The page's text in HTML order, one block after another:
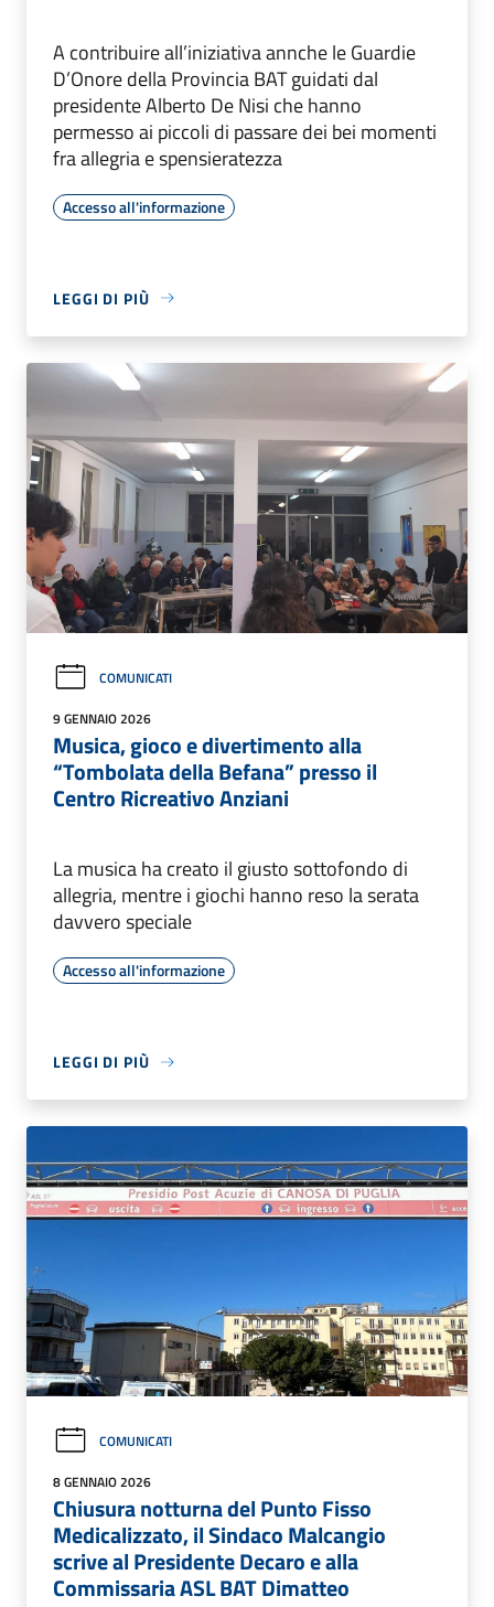
A contribuire all’iniziativa annche le Guardie
D’Onore della Provincia BAT guidati dal
presidente Alberto De Nisi che hanno
permesso ai piccoli di passare dei bei momenti
fra allegria e spensieratezza
Accesso all'informazione
LEGGI DI PIÙ
COMUNICATI
9 GENNAIO 2026
Musica, gioco e divertimento alla
“Tombolata della Befana” presso il
Centro Ricreativo Anziani
La musica ha creato il giusto sottofondo di
allegria, mentre i giochi hanno reso la serata
davvero speciale
Accesso all'informazione
LEGGI DI PIÙ
COMUNICATI
8 GENNAIO 2026
Chiusura notturna del Punto Fisso
Medicalizzato, il Sindaco Malcangio
scrive al Presidente Decaro e alla
Commissaria ASL BAT Dimatteo